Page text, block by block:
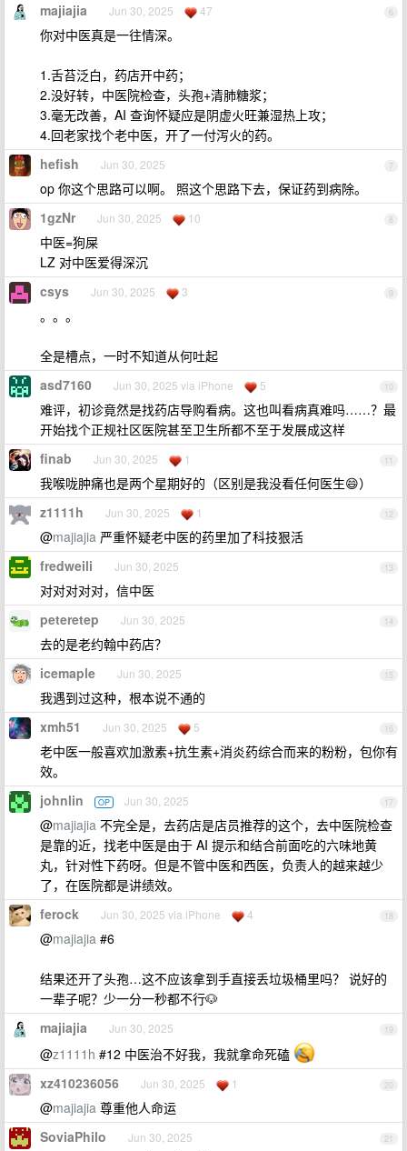
6
majiajia Jun 30, 2025 47
你对中医真是一往情深。
1.舌苔泛白，药店开中药；
2.没好转，中医院检查，头孢+清肺糖浆；
3.毫无改善，AI 查询怀疑应是阴虚火旺兼湿热上攻；
4.回老家找个老中医，开了一付泻火的药。
7
hefish Jun 30, 2025
op 你这个思路可以啊。 照这个思路下去，保证药到病除。
8
1gzNr Jun 30, 2025 10
中医=狗屎
LZ 对中医爱得深沉
9
csys Jun 30, 2025 3
。。。
全是槽点，一时不知道从何吐起
10
asd7160 Jun 30, 2025 via iPhone 5
难评，初诊竟然是找药店导购看病。这也叫看病真难吗……？最
开始找个正规社区医院甚至卫生所都不至于发展成这样
11
finab Jun 30, 2025 1
我喉咙肿痛也是两个星期好的（区别是我没看任何医生😄）
12
z1111h Jun 30, 2025 1
@majiajia 严重怀疑老中医的药里加了科技狠活
13
fredweili Jun 30, 2025
对对对对对，信中医
14
peteretep Jun 30, 2025
去的是老约翰中药店？
15
icemaple Jun 30, 2025
我遇到过这种，根本说不通的
16
xmh51 Jun 30, 2025 5
老中医一般喜欢加激素+抗生素+消炎药综合而来的粉粉，包你有
效。
17
johnlin OP Jun 30, 2025
@majiajia 不完全是，去药店是店员推荐的这个，去中医院检查
是靠的近，找老中医是由于 AI 提示和结合前面吃的六味地黄
丸，针对性下药呀。但是不管中医和西医，负责人的越来越少
了，在医院都是讲绩效。
18
ferock Jun 30, 2025 via iPhone 4
@majiajia #6
结果还开了头孢…这不应该拿到手直接丢垃圾桶里吗？ 说好的
一辈子呢？少一分一秒都不行🐶
19
majiajia Jun 30, 2025
@z1111h #12 中医治不好我，我就拿命死磕
20
xz410236056 Jun 30, 2025 1
@majiajia 尊重他人命运
21
SoviaPhilo Jun 30, 2025